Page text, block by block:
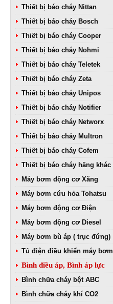
Thiết bị báo cháy Nittan
Thiết bị báo cháy Bosch
Thiết bị báo cháy Cooper
Thiết bị báo cháy Nohmi
Thiết bị báo cháy Teletek
Thiết bị báo cháy Zeta
Thiết bị báo cháy Unipos
Thiết bị báo cháy Notifier
Thiết bị báo cháy Networx
Thiết bị báo cháy Multron
Thiết bị báo cháy Cofem
Thiết bị báo cháy hãng khác
Máy bơm động cơ Xăng
Máy bơm cứu hỏa Tohatsu
Máy bơm động cơ Điện
Máy bơm động cơ Diesel
Máy bơm bù áp ( trục đứng)
Tủ điện điều khiển máy bơm
Bình điều áp, Bình áp lực
Bình chữa cháy bột ABC
Bình chữa cháy khí CO2